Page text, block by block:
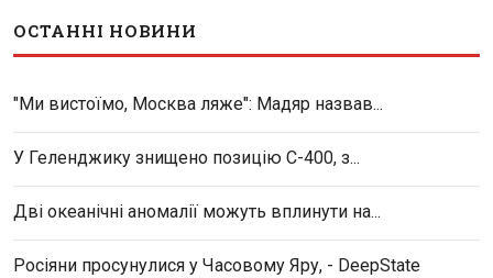
ОСТАННІ НОВИНИ
"Ми вистоїмо, Москва ляже": Мадяр назвав...
У Геленджику знищено позицію С-400, з...
Дві океанічні аномалії можуть вплинути на...
Росіяни просунулися у Часовому Яру, - DeepState